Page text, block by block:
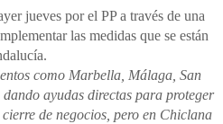
jueves por el PP a través de una
las medidas que se están
como Marbella, Málaga, San
ayudas directas para proteger
de negocios, pero en Chiclana